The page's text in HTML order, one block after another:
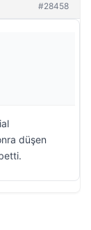
#28458
düşen